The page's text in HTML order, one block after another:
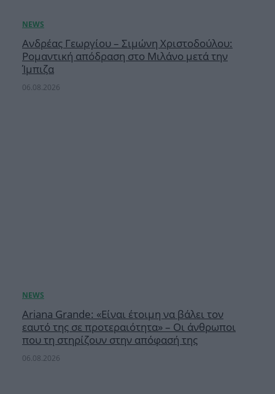
Ανδρέας Γεωργίου – Σιμώνη Χριστοδούλου:
Ρομαντική απόδραση στο Μιλάνο μετά την
Ίμπιζα
06.08.2026
Ariana Grande: «Είναι έτοιμη να βάλει τον
εαυτό της σε προτεραιότητα» – Οι άνθρωποι
που τη στηρίζουν στην απόφασή της
06.08.2026